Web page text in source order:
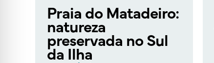
Praia do Matadeiro:
natureza
preservada no Sul
da Ilha